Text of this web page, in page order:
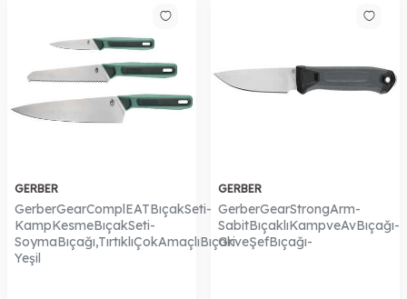
GERBER
GerberGearComplEATBıçakSeti-
KampKesmeBıçakSeti-
SoymaBıçağı,TırtıklıÇokAmaçlıBıçakveŞefBıçağı-
Yeşil
GERBER
GerberGearStrongArm-
SabitBıçaklıKampveAvBıçağı-
Gri